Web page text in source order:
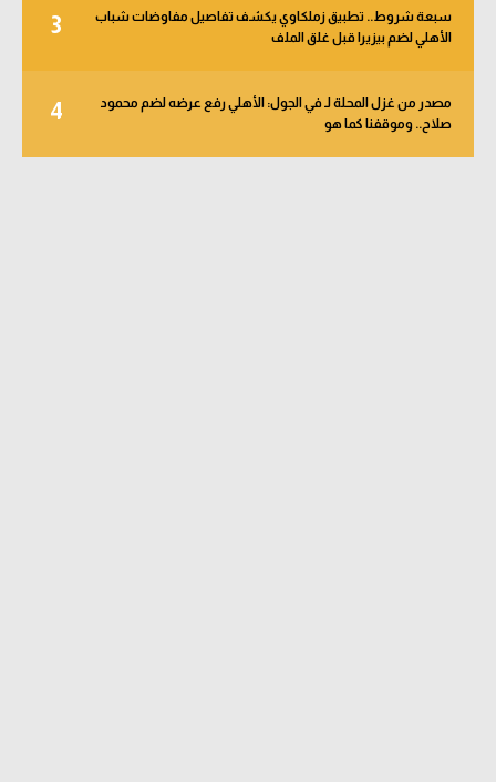
3
سبعة شروط.. تطبيق زملكاوي يكشف تفاصيل مفاوضات شباب
الأهلي لضم بيزيرا قبل غلق الملف
4
مصدر من غزل المحلة لـ في الجول: الأهلي رفع عرضه لضم محمود
صلاح.. وموقفنا كما هو